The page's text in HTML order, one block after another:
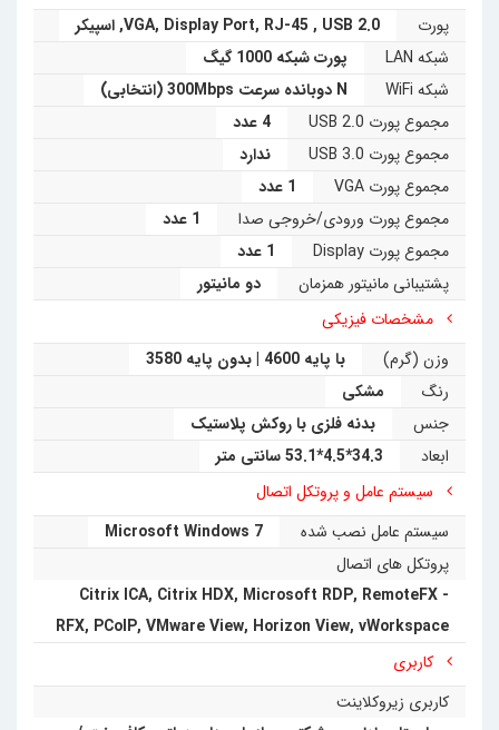
تصویر Display برای مانیتور ثانویه استفاده کرد. وجود پورت
ورودی تصویر بدین معنی است که می توان در مواقع اضطراری از
آل این وان Dell Wyse 5040 به عنوان مانیتور هم استفاده کرد.
پورت
VGA, Display Port, RJ-45 , USB 2.0
,اسپیکر
شبکه LAN
پورت شبکه 1000 گیگ
شبکه WiFi
N دوبانده سرعت 300Mbps (انتخابی)
مجموع پورت USB 2.0
4 عدد
مجموع پورت USB 3.0
ندارد
مجموع پورت VGA
1 عدد
مجموع پورت ورودی/خروجی صدا
1 عدد
مجموع پورت Display
1 عدد
پشتیبانی مانیتور همزمان
دو مانیتور
مشخصات فیزیکی
وزن (گرم)
با پایه 4600 | بدون پایه 3580
رنگ
مشکی
جنس
بدنه فلزی با روکش پلاستیک
ابعاد
34.3*4.5*53.1 سانتی متر
سیستم عامل و پروتکل اتصال
سیستم عامل نصب شده
Microsoft Windows 7
پروتکل های اتصال
Citrix ICA, Citrix HDX, Microsoft RDP, RemoteFX -
RFX, PCoIP, VMware View, Horizon View, vWorkspace
کاربری
کاربری زیروکلاینت